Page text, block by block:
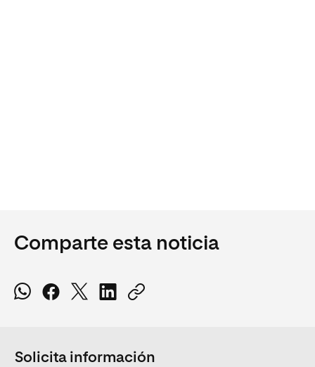
Comparte esta noticia
Solicita información